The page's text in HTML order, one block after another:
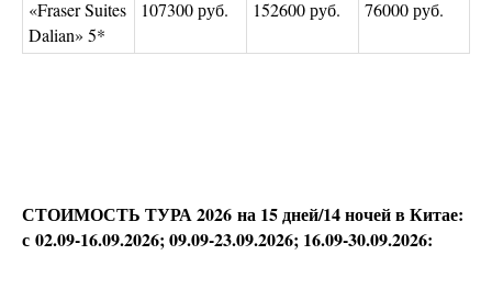
«Fraser Suites
Dalian» 5*
107300 руб. 152600 руб. 76000 руб.
СТОИМОСТЬ ТУРА 2026 на 15 дней/14 ночей в Китае:
с 02.09-16.09.2026; 09.09-23.09.2026; 16.09-30.09.2026: